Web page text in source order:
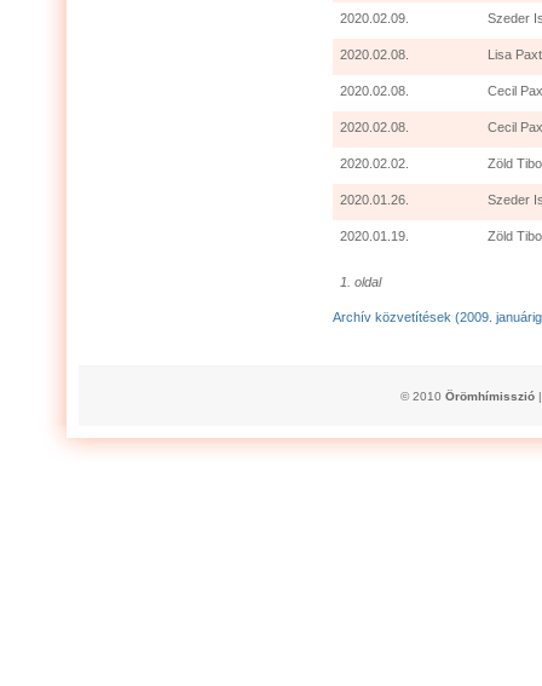
2020.02.09. Szeder
2020.02.08. Lisa
2020.02.08. Cecil
2020.02.08. Cecil
2020.02.02. Zöld
2020.01.26. Szeder
2020.01.19. Zöld
1. oldal
Archív közvetítések (2009.
© 2010 Örömhímisszió